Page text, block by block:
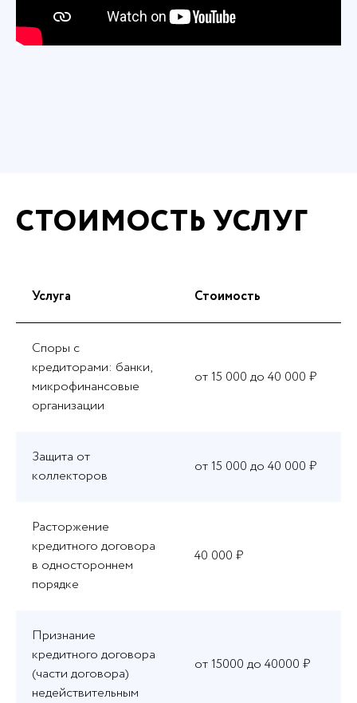
СТОИМОСТЬ УСЛУГ
Услуга Стоимость
Споры с
кредиторами: банки,
микрофинансовые
организации
от 15 000 до 40 000 ₽
Защита от
коллекторов
от 15 000 до 40 000 ₽
Расторжение
кредитного договора
в одностороннем
порядке
40 000 ₽
Признание
кредитного договора
(части договора)
недействительным
от 15000 до 40000 ₽